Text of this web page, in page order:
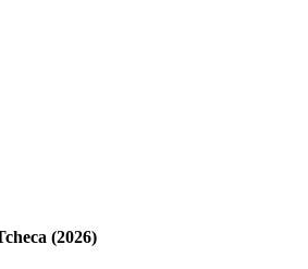
(2026)